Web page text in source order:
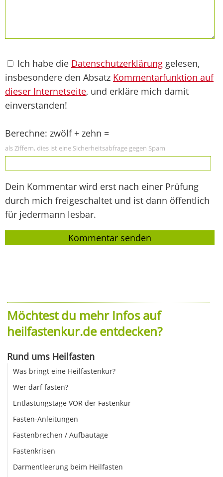
Ich habe die Datenschutzerklärung gelesen,
insbesondere den Absatz Kommentarfunktion auf
dieser Internetseite, und erkläre mich damit
einverstanden!
Berechne: zwölf + zehn =
als Ziffern, dies ist eine Sicherheitsabfrage gegen Spam
Dein Kommentar wird erst nach einer Prüfung
durch mich freigeschaltet und ist dann öffentlich
für jedermann lesbar.
Möchtest du mehr Infos auf
heilfastenkur.de entdecken?
Rund ums Heilfasten
Was bringt eine Heilfastenkur?
Wer darf fasten?
Entlastungstage VOR der Fastenkur
Fasten-Anleitungen
Fastenbrechen / Aufbautage
Fastenkrisen
Darmentleerung beim Heilfasten